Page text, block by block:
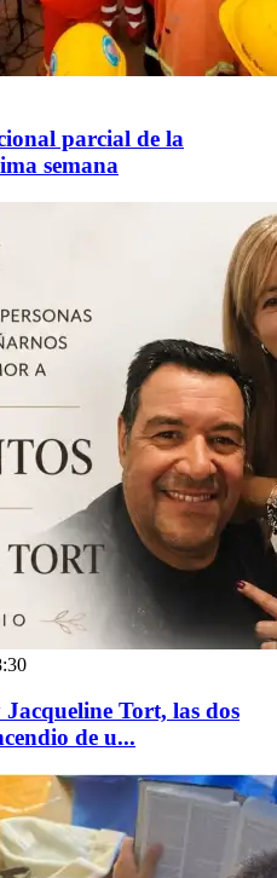
parcial de la
semana
Tort, las dos
de u...